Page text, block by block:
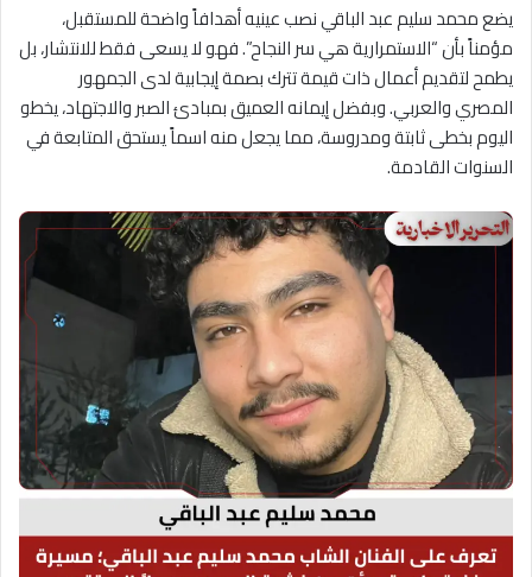
يضع محمد سليم عبد الباقي نصب عينيه أهدافاً واضحة للمستقبل،
مؤمناً بأن “الاستمرارية هي سر النجاح”. فهو لا يسعى فقط للانتشار، بل
يطمح لتقديم أعمال ذات قيمة تترك بصمة إيجابية لدى الجمهور
المصري والعربي. وبفضل إيمانه العميق بمبادئ الصبر والاجتهاد، يخطو
اليوم بخطى ثابتة ومدروسة، مما يجعل منه اسماً يستحق المتابعة في
السنوات القادمة.